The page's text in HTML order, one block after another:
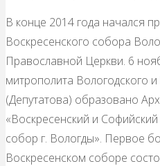
В конце 2014 года начался
Воскресенского собора
Православной Церкви. 6
митрополита Вологодского
(Депутатова) образовано
«Воскресенский и
собор г. Вологды». Первое
Воскресенском соборе